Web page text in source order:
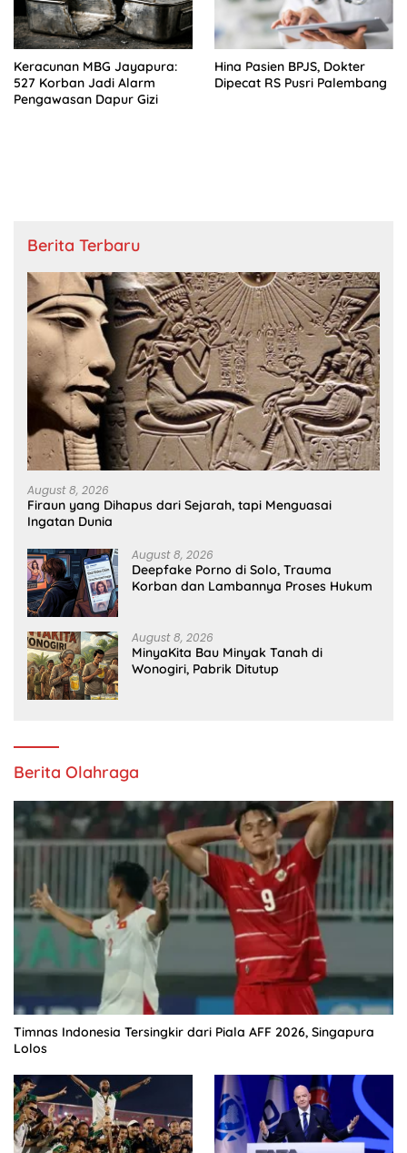
Keracunan MBG Jayapura:
527 Korban Jadi Alarm
Pengawasan Dapur Gizi
Hina Pasien BPJS, Dokter
Dipecat RS Pusri Palembang
Berita Terbaru
August 8, 2026
Firaun yang Dihapus dari Sejarah, tapi Menguasai
Ingatan Dunia
August 8, 2026
Deepfake Porno di Solo, Trauma
Korban dan Lambannya Proses Hukum
August 8, 2026
MinyaKita Bau Minyak Tanah di
Wonogiri, Pabrik Ditutup
Berita Olahraga
Timnas Indonesia Tersingkir dari Piala AFF 2026, Singapura
Lolos